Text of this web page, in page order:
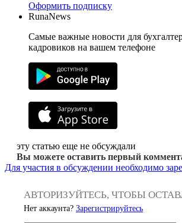
Оформить подписку
RunaNews
Самые важные новости для
кадровиков на вашем телефоне
эту статью еще не обсуждали
Вы можете оставить первый
Для участия в обсуждении необходимо
АВТОРИЗУЙТЕСЬ, ЧТОБЫ
Нет аккаунта? Зарегистрируйтесь